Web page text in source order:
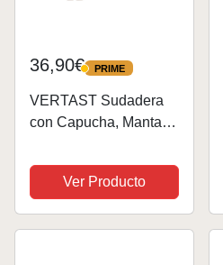
36,90€ PRIME
PRIME
VERTAST Sudadera
con Capucha, Manta
Sudadera con de Gran
tamaño, cómodas
súper Suave cálido,
Ver Producto